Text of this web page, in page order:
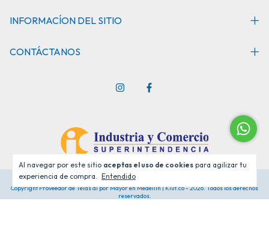
Al navegar por este sitio aceptas el uso de cookies para agilizar tu
experiencia de compra. Entendido
INFORMACÍON DEL SITIO
CONTÁCTANOS
Copyright Proveedor de Telas al por Mayor en Medellín | Klut.co - 2026. Todos los derechos
reservados.